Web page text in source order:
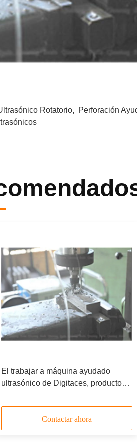
Rotatorio, Perforación
El trabajar a máquina ayudado
ultrasónico de Digitaces, productos
que muelen para el proceso del
Contactar ahora